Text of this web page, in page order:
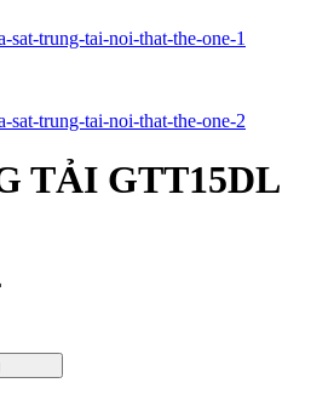
trung-tai-noi-that-the-one-1
trung-tai-noi-that-the-one-2
TẢI GTT15DL